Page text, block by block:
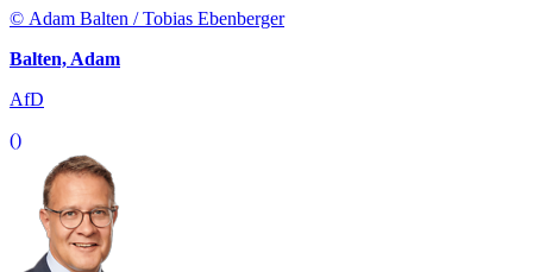
© Adam Balten / Tobias Ebenberger
Balten, Adam
AfD
()